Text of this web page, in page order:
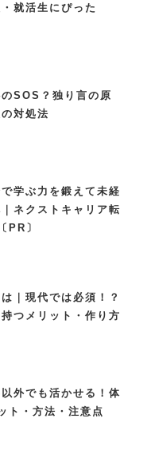
就活生にぴった
SOS？独り言の原
対処法
学ぶ力を鍛えて未経
ネクストキャリア転
PR〕
｜現代では必須！？
つメリット・作り方
以外でも活かせる！体
ト・方法・注意点